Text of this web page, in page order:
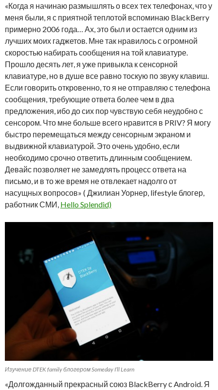
«Когда я начинаю размышлять о всех тех телефонах, что у
меня были, я с приятной теплотой вспоминаю BlackBerry
примерно 2006 года… Ах, это был и остается одним из
лучших моих гаджетов. Мне так нравилось с огромной
скоростью набирать сообщения на той клавиатуре.
Прошло десять лет, я уже привыкла к сенсорной
клавиатуре, но в душе все равно тоскую по звуку клавиш.
Если говорить откровенно, то я не отправляю с телефона
сообщения, требующие ответа более чем в два
предложения, ибо до сих пор чувствую себя неудобно с
сенсором. Что мне больше всего нравится в PRIV? Я могу
быстро перемещаться между сенсорным экраном и
выдвижной клавиатурой. Это очень удобно, если
необходимо срочно ответить длинным сообщением.
Девайс позволяет не замедлять процесс ответа на
письмо, и в то же время не отвлекает надолго от
насущных вопросов» ( Джилиан Уорнер, lifestyle блогер,
работник СМИ, Hello Splendid)
Изучение DTEK family блогером Someday I’ll Learn
«Долгожданный прекрасный союз BlackBerry с Android. Я